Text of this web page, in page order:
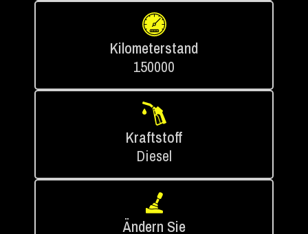
Kilometerstand
150000
Kraftstoff
Diesel
Ändern Sie